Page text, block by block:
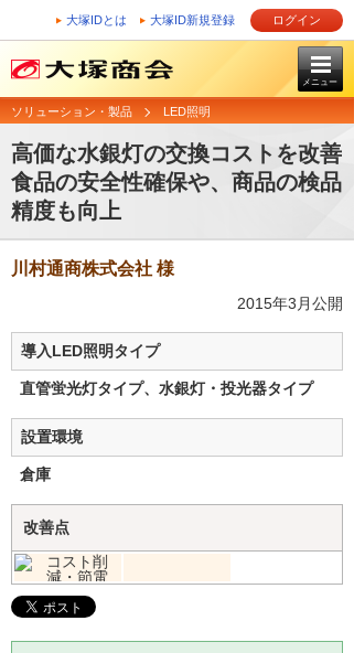
大塚IDとは 大塚ID新規登録 ログイン
メニュー
ソリューション・製品 LED照明
高価な水銀灯の交換コストを改善
食品の安全性確保や、商品の検品
精度も向上
川村通商株式会社 様
2015年3月公開
導入LED照明タイプ
直管蛍光灯タイプ、水銀灯・投光器タイプ
設置環境
倉庫
改善点